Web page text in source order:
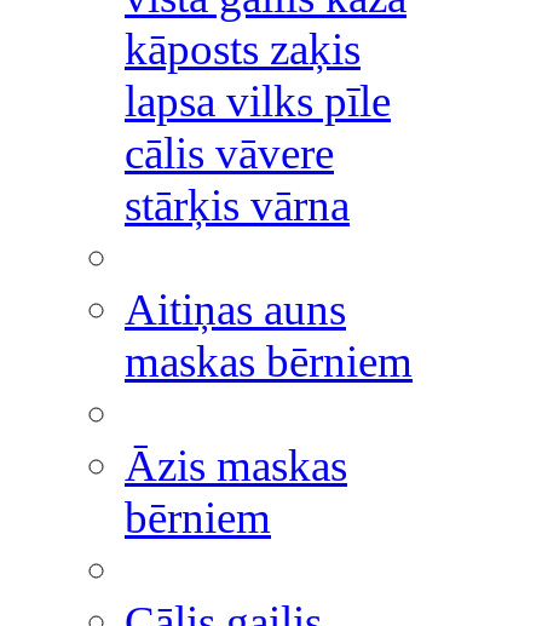
kāposts zaķis
lapsa vilks pīle
cālis vāvere
stārķis vārna
Aitiņas auns
maskas bērniem
Āzis maskas
bērniem